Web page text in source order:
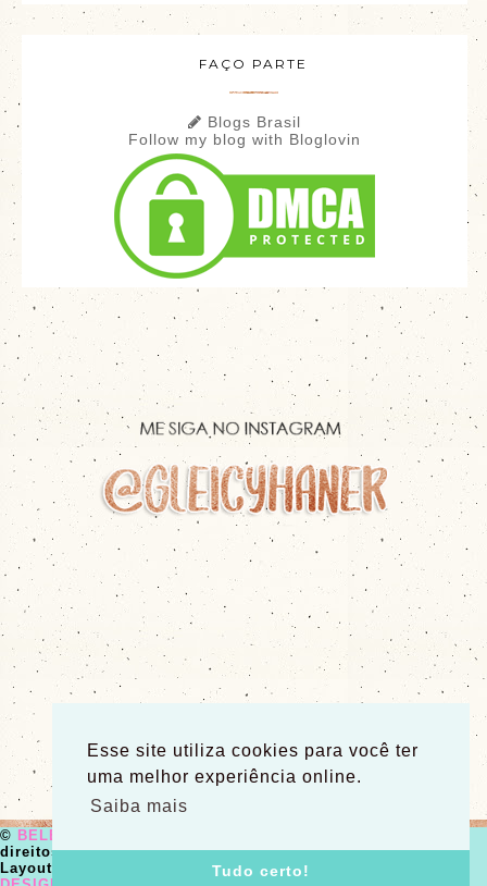
Esse site utiliza cookies para você ter
uma melhor experiência online.
Saiba mais
Tudo certo!
FAÇO PARTE
Blogs Brasil
Follow my blog with Bloglovin
© BELEZA NERD
direitos reservados.
Layout e codificação:
GLEICY HANER -